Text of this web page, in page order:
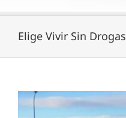
Elige Vivir Sin Drogas